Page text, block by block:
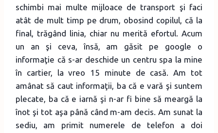
schimbi mai multe mijloace de transport şi faci
atât de mult timp pe drum, obosind copilul, că la
final, trăgând linia, chiar nu merită efortul. Acum
un an şi ceva, însă, am găsit pe google o
informaţie că s-ar deschide un centru spa la mine
în cartier, la vreo 15 minute de casă. Am tot
amânat să caut informaţii, ba că e vară şi suntem
plecate, ba că e iarnă şi n-ar fi bine să meargă la
înot şi tot aşa până când m-am decis. Am sunat la
sediu, am primit numerele de telefon a doi